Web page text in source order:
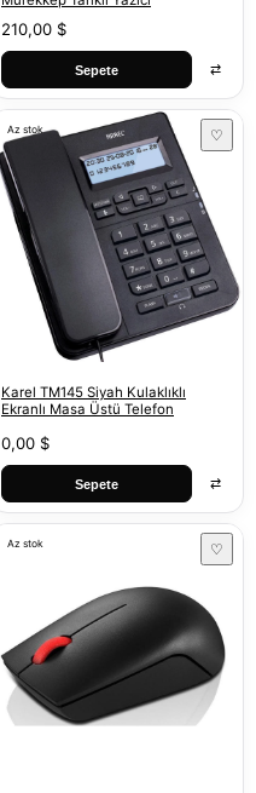
210,00 $
Sepete ⇄
Az stok ♡
Karel TM145 Siyah Kulaklıklı
Ekranlı Masa Üstü Telefon
0,00 $
Sepete ⇄
Az stok ♡